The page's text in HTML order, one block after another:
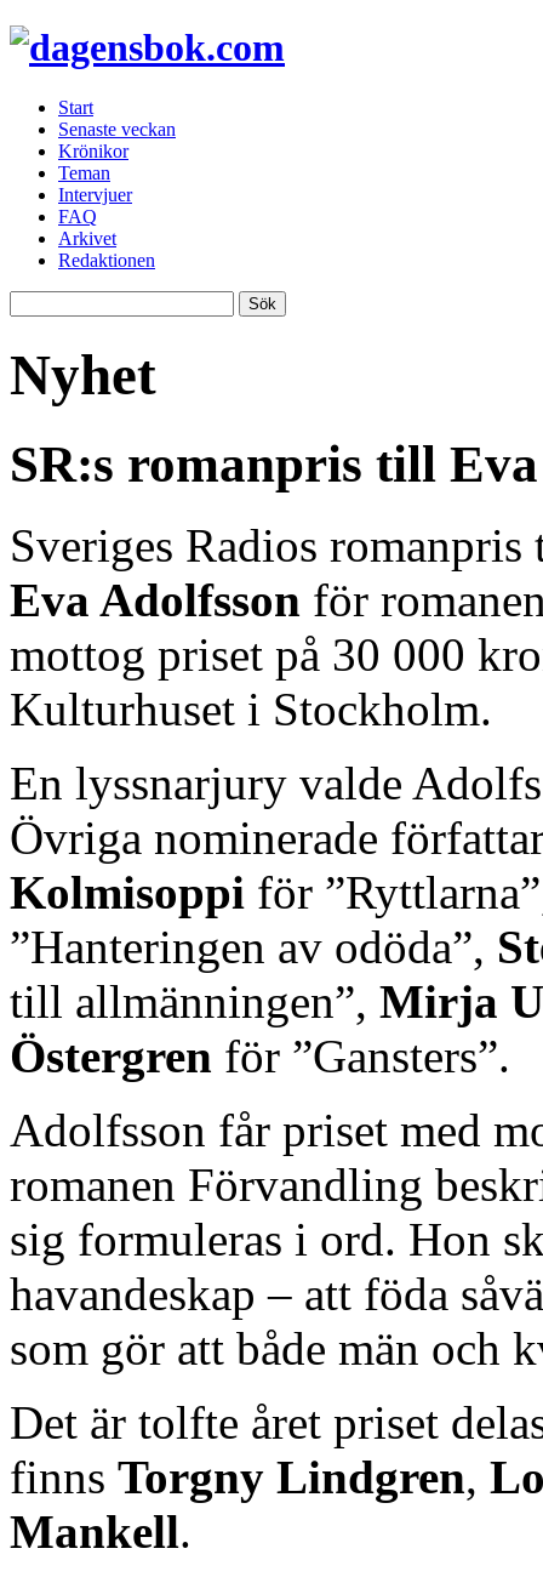
Start
Senaste veckan
Krönikor
Teman
Intervjuer
FAQ
Arkivet
Redaktionen
Nyhet
SR:s romanpris till
Sveriges Radios
Eva Adolfsson för
mottog priset på 30 000
Kulturhuset i Stockholm.
En lyssnarjury valde
Övriga nominerade
Kolmisoppi för
”Hanteringen av odöda”,
till allmänningen”, Mirja
Östergren för ”Gansters”.
Adolfsson får priset med
romanen Förvandling
sig formuleras i ord. Hon
havandeskap – att föda
som gör att både män och
Det är tolfte året priset
finns Torgny Lindgren,
Mankell.